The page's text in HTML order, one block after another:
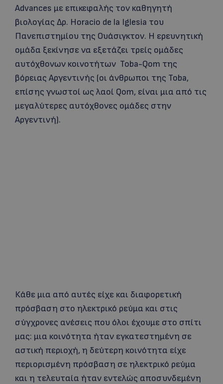
Advances με επικεφαλής τον καθηγητή
βιολογίας Δρ. Horacio de la Iglesia του
Πανεπιστημίου της Ουάσιγκτον. Η ερευνητική
ομάδα ξεκίνησε να εξετάζει τρείς ομάδες
αυτόχθονων κοινοτήτων Toba-Qom της
βόρειας Αργεντινής (οι άνθρωποι της Toba,
επίσης γνωστοί ως λαοί Qom, είναι μια από τις
μεγαλύτερες αυτόχθονες ομάδες στην
Αργεντινή).
Κάθε μια από αυτές είχε και διαφορετική
πρόσβαση στο ηλεκτρικό ρεύμα και στις
σύγχρονες ανέσεις που όλοι έχουμε στο σπίτι
μας: μια κοινότητα ήταν εγκατεστημένη σε
αστική περιοχή, η δεύτερη κοινότητα είχε
περιορισμένη πρόσβαση σε ηλεκτρικό ρεύμα
και η τελευταία ήταν εντελώς αποσυνδεμένη